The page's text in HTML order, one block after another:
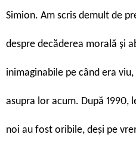
Simion. Am scris demult de
despre decăderea morală și
inimaginabile pe când era viu,
asupra lor acum. După 1990,
noi au fost oribile, deși pe